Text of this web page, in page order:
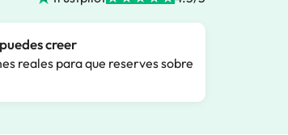
creer
reales para que reserves sobre